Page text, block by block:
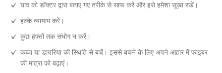
घाव को डॉक्टर द्वारा बताए गए तरीके से साफ करें और इसे हमेशा सूखा रखें।
हल्के व्यायाम करें।
कुछ हफ्तों तक संभोग न करें।
कब्ज या डायरिया की स्थिति से बचें। इससे बचने के लिए अपने आहार में फाइबर
की मात्रा को बढ़ाएं।